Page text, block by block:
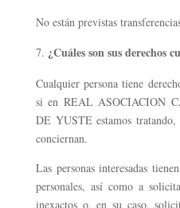
No están previstas
¿Cuáles son sus derechos
Cualquier persona tiene
si en REAL ASOCIACION
DE YUSTE estamos
conciernan.
Las personas interesadas
personales, así como a
inexactos o, en su caso,